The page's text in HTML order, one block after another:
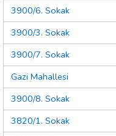
3900/6. Sokak
3900/3. Sokak
3900/7. Sokak
Gazi Mahallesi
3900/8. Sokak
3820/1. Sokak